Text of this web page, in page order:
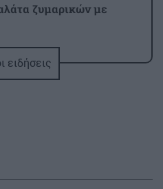
ζυμαρικών με
ειδήσεις